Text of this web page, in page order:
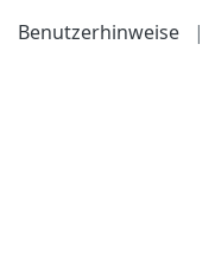
Benutzerhinweise
|